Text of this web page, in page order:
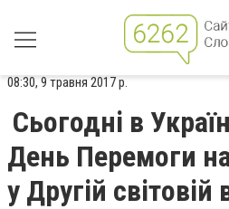
08:30, 9 травня 2017 р.
Сьогодні в
День Перемоги
у Другій світовій